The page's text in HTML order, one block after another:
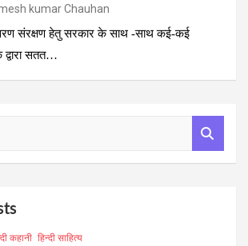
kumar Chauhan
संरक्षण हेतु सरकार के साथ -साथ कई-कई
सतत…
कहानी हिन्दी साहित्य